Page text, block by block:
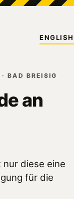
ENGLISH
BAD BREISIG
an
nur diese eine
für die